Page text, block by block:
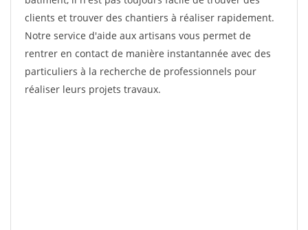
clients et trouver des chantiers à réaliser rapidement.
Notre service d'aide aux artisans vous permet de
rentrer en contact de manière instantannée avec des
particuliers à la recherche de professionnels pour
réaliser leurs projets travaux.